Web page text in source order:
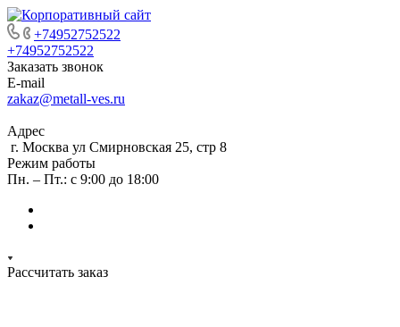
+74952752522
+74952752522
Заказать звонок
E-mail
zakaz@metall-ves.ru
Адрес
г. Москва ул Смирновская 25, стр 8
Режим работы
Пн. – Пт.: с 9:00 до 18:00
Рассчитать заказ